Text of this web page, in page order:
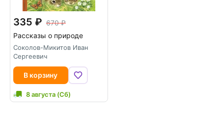
335
670
Рассказы о природе
Соколов-Микитов Иван
Сергеевич
В корзину
8 августа (Сб)